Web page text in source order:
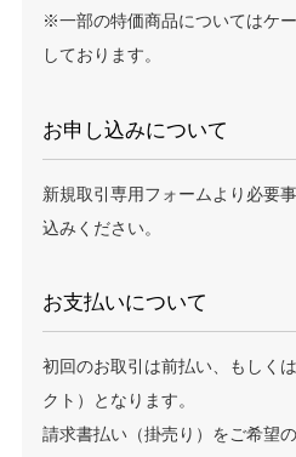
※一部の特価商品についてはケ
しております。
お申し込みについて
新規取引専用フォームより必要
込みください。
お支払いについて
初回のお取引は前払い、もしく
クト）となります。
請求書払い（掛売り）をご希望